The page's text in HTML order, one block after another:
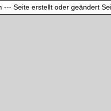
--- Seite erstellt oder geändert